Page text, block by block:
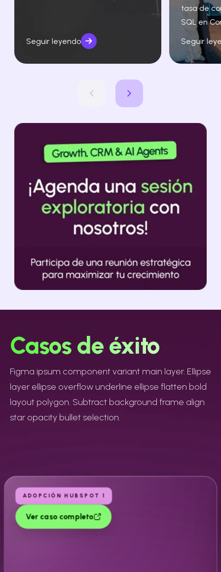
Seguir leyendo
tasa de
SQL en
Seguir
Casos de éxito
Figma ipsum component variant main layer. Ellipse
layer ellipse overflow underline ellipse flatten bold
layout polygon. Subtract background frame align
star opacity bullet selection.
ADOPCIÓN HUBSPOT 1
Ver caso completo